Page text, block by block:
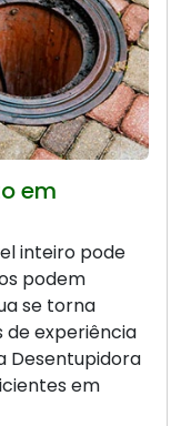
em
inteiro pode
podem
se torna
de experiência
Desentupidora
em